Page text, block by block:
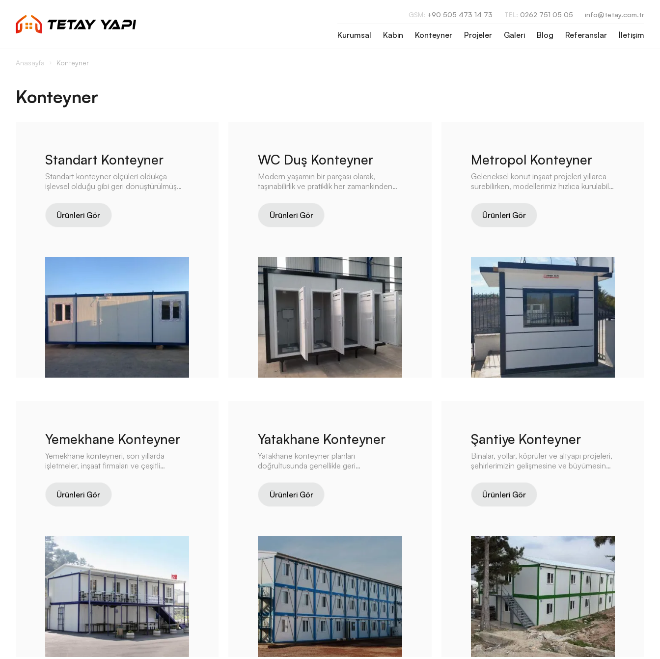
GSM: +90 505 473 14 73 TEL: 0262 751 05 05 info@tetay.com.tr
Kurumsal Kabin Konteyner Projeler Galeri Blog Referanslar İletişim
Anasayfa Konteyner
Konteyner
Standart Konteyner
Standart konteyner ölçüleri oldukça
işlevsel olduğu gibi geri dönüştürülmüş
Ürünleri Gör
WC Duş Konteyner
Modern yaşamın bir parçası olarak,
taşınabilirlik ve pratiklik her zamankinden
Ürünleri Gör
Metropol Konteyner
Geleneksel konut inşaat projeleri yıllarca
sürebilirken, modellerimiz hızlıca kurulabilir
Ürünleri Gör
Yemekhane Konteyner
Yemekhane konteyneri, son yıllarda
işletmeler, inşaat firmaları ve çeşitli
Ürünleri Gör
Yatakhane Konteyner
Yatakhane konteyner planları
doğrultusunda genellikle geri
Ürünleri Gör
Şantiye Konteyner
Binalar, yollar, köprüler ve altyapı projeleri,
şehirlerimizin gelişmesine ve büyümesine
Ürünleri Gör